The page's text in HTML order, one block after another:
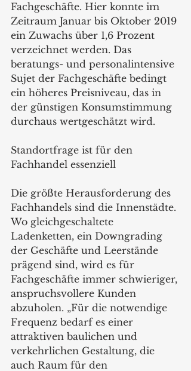
Fachgeschäfte. Hier konnte im
Zeitraum Januar bis Oktober 2019
ein Zuwachs über 1,6 Prozent
verzeichnet werden. Das
beratungs- und personalintensive
Sujet der Fachgeschäfte bedingt
ein höheres Preisniveau, das in
der günstigen Konsumstimmung
durchaus wertgeschätzt wird.
Standortfrage ist für den
Fachhandel essenziell
Die größte Herausforderung des
Fachhandels sind die Innenstädte.
Wo gleichgeschaltete
Ladenketten, ein Downgrading
der Geschäfte und Leerstände
prägend sind, wird es für
Fachgeschäfte immer schwieriger,
anspruchsvollere Kunden
abzuholen. „Für die notwendige
Frequenz bedarf es einer
attraktiven baulichen und
verkehrlichen Gestaltung, die
auch Raum für den